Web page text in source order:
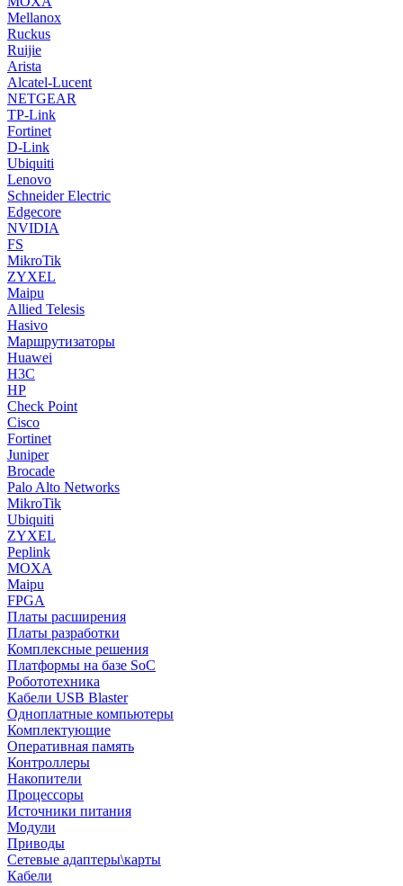
Mellanox
Ruckus
Ruijie
Arista
Alcatel-Lucent
NETGEAR
TP-Link
Fortinet
D-Link
Ubiquiti
Lenovo
Schneider Electric
Edgecore
NVIDIA
FS
MikroTik
ZYXEL
Maipu
Allied Telesis
Hasivo
Маршрутизаторы
Huawei
H3C
HP
Check Point
Cisco
Fortinet
Juniper
Brocade
Palo Alto Networks
MikroTik
Ubiquiti
ZYXEL
Peplink
MOXA
Maipu
FPGA
Платы расширения
Платы разработки
Комплексные решения
Платформы на базе SoC
Робототехника
Кабели USB Blaster
Одноплатные компьютеры
Комплектующие
Оперативная память
Контроллеры
Накопители
Процессоры
Источники питания
Модули
Приводы
Сетевые адаптеры\карты
Кабели